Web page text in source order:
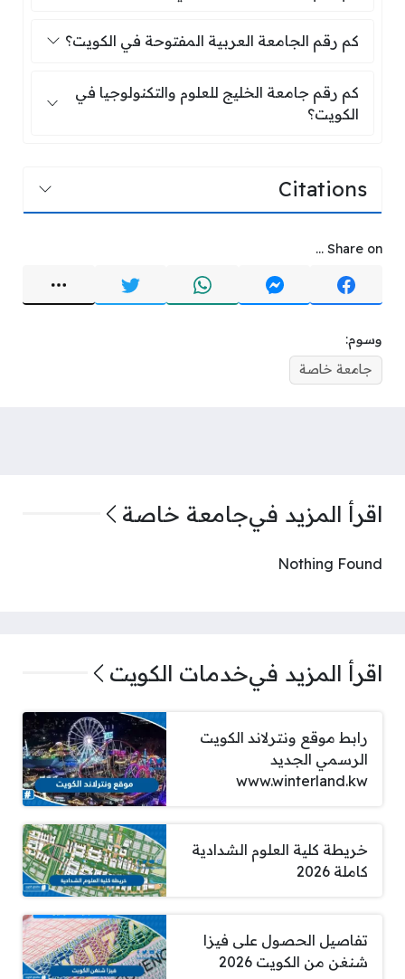
كم رقم الجامعة العربية المفتوحة في
كم رقم الجامعة العربية المفتوحة في الكويت؟
كم رقم جامعة الخليج للعلوم
كم رقم جامعة الخليج للعلوم والتكنولوجيا في
الكويت؟
Citations
Share on ...
وسوم:
جامعة خاصة
اقرأ المزيد فيجامعة خاصة
Nothing Found
اقرأ المزيد فيخدمات الكويت
رابط موقع ونترلاند الكويت
الرسمي الجديد
www.winterland.kw
خريطة كلية العلوم الشدادية
كاملة 2026
تفاصيل الحصول على فيزا
شنغن من الكويت 2026